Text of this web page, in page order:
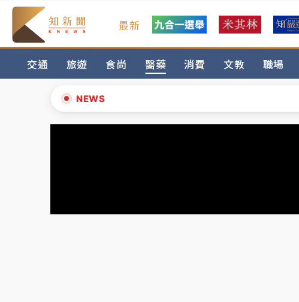
最新
交通 旅遊 食尚 醫藥 消費 文教 職場
NEWS
日職｜ 林安可狀態正好卻因左膝疼痛下二軍 日媒
韓股最壞時期已過？大摩估去槓桿完成逾半 波動率
「白海豚」雨炸新北！通報109件災情 侯友宜揭這